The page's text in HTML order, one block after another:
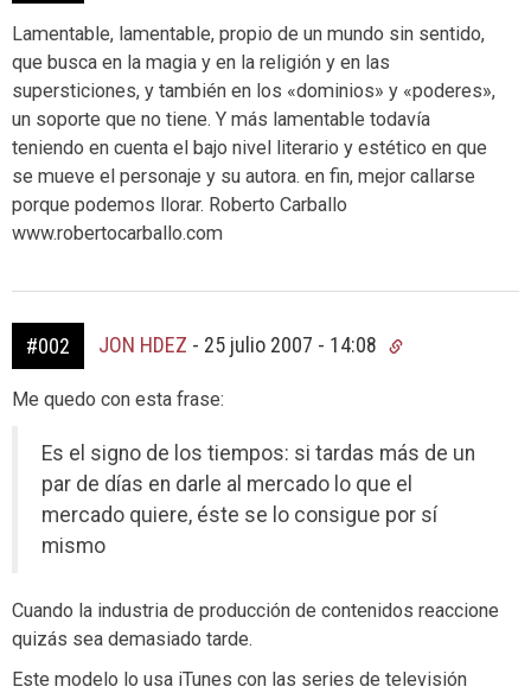
Lamentable, lamentable, propio de un mundo sin sentido,
que busca en la magia y en la religión y en las
supersticiones, y también en los «dominios» y «poderes»,
un soporte que no tiene. Y más lamentable todavía
teniendo en cuenta el bajo nivel literario y estético en que
se mueve el personaje y su autora. en fin, mejor callarse
porque podemos llorar. Roberto Carballo
www.robertocarballo.com
#002 JON HDEZ - 25 julio 2007 - 14:08
Me quedo con esta frase:
Es el signo de los tiempos: si tardas más de un
par de días en darle al mercado lo que el
mercado quiere, éste se lo consigue por sí
mismo
Cuando la industria de producción de contenidos reaccione
quizás sea demasiado tarde.
Este modelo lo usa iTunes con las series de televisión